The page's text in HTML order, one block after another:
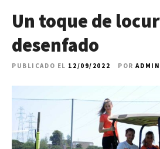
Un toque de
desenfado
PUBLICADO EL 12/09/2022 POR ADMIN